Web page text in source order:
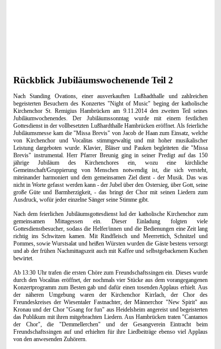
Rückblick Jubiläumswochenende Teil 2
Nach Standing Ovations, einer ausverkauften Lußhadthalle und zahlreichen
begeisterten Besuchern des Konzertes "Night of Music" beging der katholische
Kirchenchor St. Remigius Hambrücken am 9.11.2014 den zweiten Teil seines
Jubiläumwochenendes. Der Jubiläumssonntag wurde mit einem festlichen
Gottesdienst in der vollbesetzten Lußhardthalle Hambrücken eröffnet. Als feierliche
Jubiläumsmesse kam die "Missa Brevis" von Jacob de Haan zum Einsatz, welche
von Kirchenchor und Vocalitas stimmgewaltig und mit hoher musikalischer
Leistung dargeboten wurde. Klavier, Bläser und Pauken begleiteten die "Missa
Brevis" instrumental. Herr Pfarrer Breunig ging in seiner Predigt auf das 150
jährige Jubiläum des Kirchenchores ein, wozu eine kirchliche
Gemeinschaft/Gruppierung von Menschen notwendig ist, die sich versteht,
miteinander harmoniert und dem gemeinsamen Ziel dient - der Musik. Das was
nicht in Worte gefasst werden kann - der Jubel über den Ostersieg, über Gott, seine
große Güte und Barmherzigkeit, - das bringt der Chor mit seinen Liedern zum
Ausdruck, wofür jeder einzelne Sänger seine Stimme gibt.
Nach dem feierlichen Jubiläumsgottesdienst lud der katholische Kirchenchor zum
gemeinsamen Mittagessen ein. Dieser Einladung folgten viele
Gottesdienstbesucher, sodass die Helfer/innen und die Bedienungen eine Zeit lang
richtig ins Schwitzen kamen. Mit Rindfleisch und Meerrettich, Schnitzel und
Pommes, sowie Wurstsalat und heißen Würsten wurden die Gäste bestens versorgt
und ab der frühen Nachmittagszeit auch mit Kaffee und selbstgebackenem Kuchen
bewirtet.
Ab 13:30 Uhr trafen die ersten Chöre zum Freundschaftssingen ein. Dieses wurde
durch den Vocalitas eröffnet, der nochmals vier Stücke aus dem vorangegangenen
Konzertprogramm zum Besten gab und dafür einen tosenden Applaus erhielt. Aus
der näheren Umgebung waren der Kirchenchor Kirrlach, der Chor des
Freundeskreises der Wiesentaler Fastnachter, der Männerchor "New Spirit" aus
Kronau und der Chor "Gsang for fun" aus Heidelsheim angereist und begeisterten
das Publikum mit ihren mitgebrachten Liedern. Aus Hambrücken traten "Cantamos
der Chor", die "Demmellerchen" und der Gesangverein Eintracht beim
Freundschaftssingen auf und erhielten für ihre Liedbeiträge ebenso viel Applaus
von den anwesenden Zuhörern.